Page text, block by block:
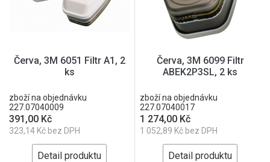
Červa, 3M 6051 Filtr A1, 2
ks
zboží na objednávku
227.07040009
391,00 Kč
323,14 Kč bez DPH
Detail produktu
Červa, 3M 6099 Filtr
ABEK2P3SL, 2 ks
zboží na objednávku
227.07040017
1 274,00 Kč
1 052,89 Kč bez DPH
Detail produktu